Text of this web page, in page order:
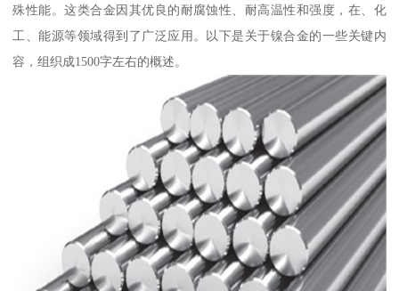
殊性能。这类合金因其优良的耐腐蚀性、耐高温性和强度，在、化
工、能源等领域得到了广泛应用。以下是关于镍合金的一些关键内
容，组织成1500字左右的概述。